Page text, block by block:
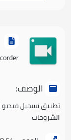
الوصف:
تطبيق تسجيل فيديو
الشروحات